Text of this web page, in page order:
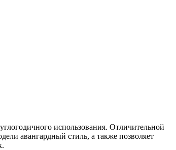
использования. Отличительной
авангардный стиль, а также позволяет